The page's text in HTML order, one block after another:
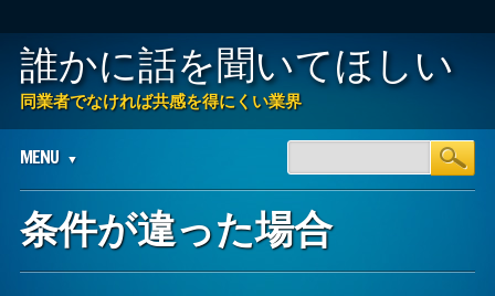
誰かに話を聞いてほしい
同業者でなければ共感を得にくい業界
Main menu
content
MENU
条件が違った場合